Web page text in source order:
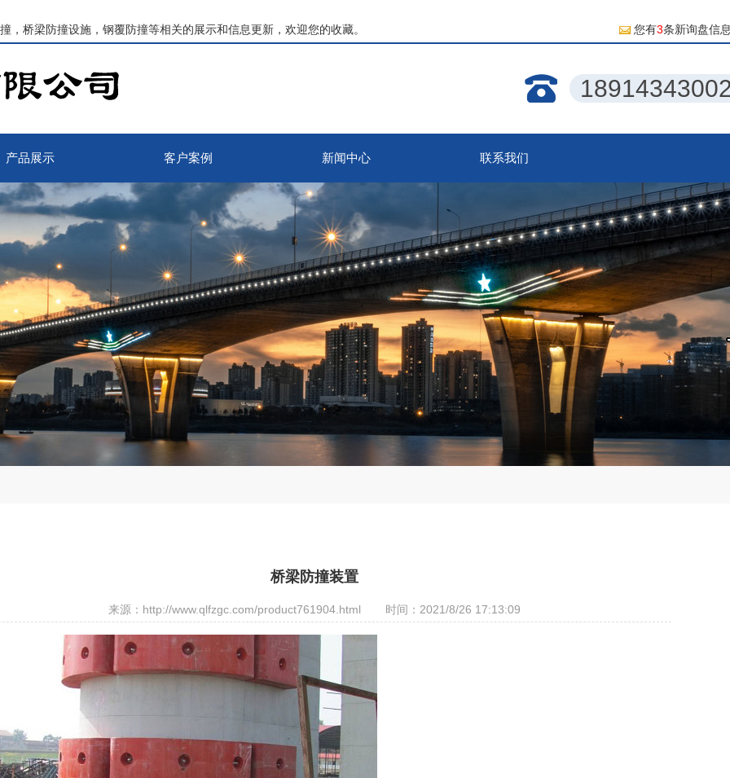
，桥梁防撞设施，钢覆防撞等相关的展示和信息更新，欢迎您的收藏。 您有3条新询盘信
产品展示 客户案例 新闻中心 联系我们
桥梁防撞装置
来源：http://www.qlfzgc.com/product761904.html 时间：2021/8/26 17:13:09